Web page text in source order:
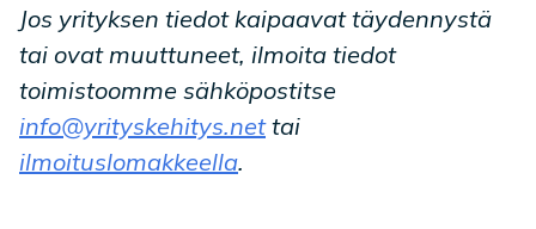
Jos yrityksen tiedot kaipaavat täydennystä
tai ovat muuttuneet, ilmoita tiedot
toimistoomme sähköpostitse
info@yrityskehitys.nettai
ilmoituslomakkeella.